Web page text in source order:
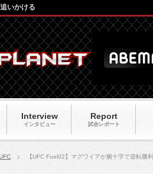
Interview
インタビュー
Report
試合レポート
いかける
【UFC Fuel02】マグワイアが腕十字で逆転勝利